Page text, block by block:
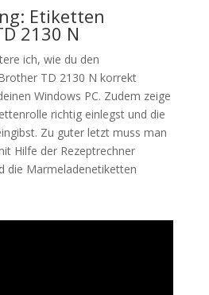
Etiketten
2130 N
ich, wie du den
TD 2130 N korrekt
Windows PC. Zudem zeige
richtig einlegst und die
Zu guter letzt muss man
Hilfe der Rezeptrechner
die Marmeladenetiketten